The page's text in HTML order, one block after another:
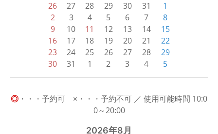
26 27 28 29 30 31
1
2
3 4 5 6 7
8
9
10 11 12 13 14
15
16
17 18 19 20 21
22
23
24 25 26 27 28
29
30
31 1 2 3 4 5
◎ ・・・予約可 ×・・・予約不可 ／ 使用可能時間 10:0
0～20:00
2026年8月